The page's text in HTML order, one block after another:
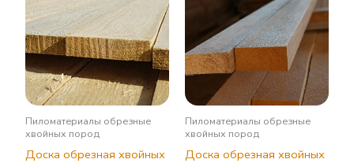
Пиломатериалы обрезные
хвойных пород
Доска обрезная хвойных
Пиломатериалы обрезные
хвойных пород
Доска обрезная хвойных